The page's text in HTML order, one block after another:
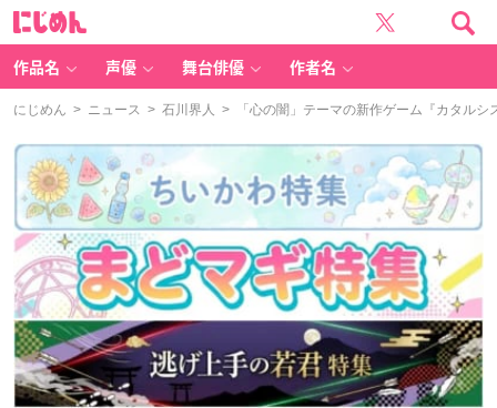
作品名 声優 舞台俳優 作者名
にじめん > ニュース > 石川界人 > 「心の闇」テーマの新作ゲーム『カタルシ